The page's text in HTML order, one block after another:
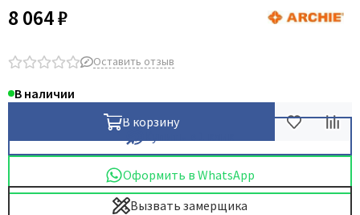
8 064 ₽
Оставить отзыв
В наличии
В корзину
Оформить в WhatsApp
Вызвать замерщика